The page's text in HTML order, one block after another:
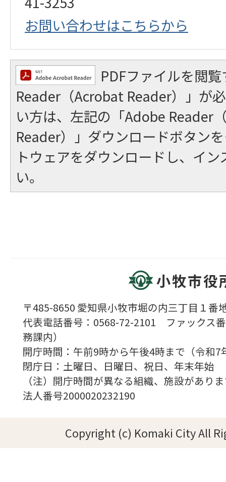
お問い合わせはこちらから
PDFファイルを閲
Reader（Acrobat Reader）」が
い方は、左記の「Adobe Reader
Reader）」ダウンロードボタン
トウェアをダウンロードし、イ
い。
小牧市役
〒485-8650 愛知県小牧市堀の内三丁目１番
代表電話番号：0568-72-2101 ファックス
務課内）
開庁時間：午前9時から午後4時まで（令
閉庁日：土曜日、日曜日、祝日、年末年始
（注）開庁時間が異なる組織、施設があり
法人番号2000020232190
Copyright (c) Komaki City All